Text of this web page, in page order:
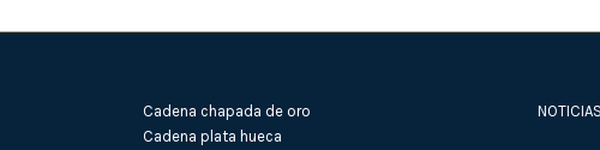
Cadena chapada de oro
Cadena plata hueca
NOTICIAS